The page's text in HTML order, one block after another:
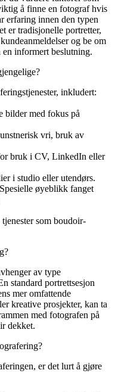
å finne en fotograf hvis
erfaring innen den typen
er tradisjonelle portretter,
og be om
en informert beslutning.
inkludert:
bilder med fokus på
vri, bruk av
bruk i CV, LinkedIn eller
i studio eller utendørs.
øyeblikk fanget
som boudoir-
av type
standard portrettsesjon
mer omfattende
kreative prosjekter, kan ta
med fotografen på
dekket.
er det lurt å gjøre